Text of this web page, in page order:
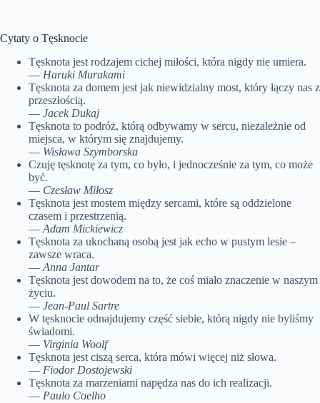
Cytaty o Tęsknocie
Tęsknota jest rodzajem cichej miłości, która nigdy nie umiera.
— Haruki Murakami
Tęsknota za domem jest jak niewidzialny most, który łączy nas z
przeszłością.
— Jacek Dukaj
Tęsknota to podróż, którą odbywamy w sercu, niezależnie od
miejsca, w którym się znajdujemy.
— Wisława Szymborska
Czuję tęsknotę za tym, co było, i jednocześnie za tym, co może
być.
— Czesław Miłosz
Tęsknota jest mostem między sercami, które są oddzielone
czasem i przestrzenią.
— Adam Mickiewicz
Tęsknota za ukochaną osobą jest jak echo w pustym lesie –
zawsze wraca.
— Anna Jantar
Tęsknota jest dowodem na to, że coś miało znaczenie w naszym
życiu.
— Jean-Paul Sartre
W tęsknocie odnajdujemy część siebie, którą nigdy nie byliśmy
świadomi.
— Virginia Woolf
Tęsknota jest ciszą serca, która mówi więcej niż słowa.
— Fiodor Dostojewski
Tęsknota za marzeniami napędza nas do ich realizacji.
— Paulo Coelho